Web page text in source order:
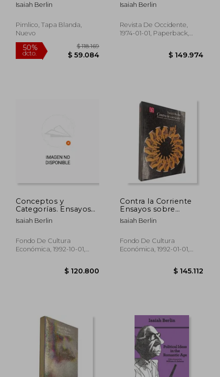
50%
dcto.
Isaiah Berlin
Pimlico, Tapa Blanda,
Nuevo
Isaiah Berlin
Revista De Occidente,
1974-01-01, Paperback,
Conceptos y
Categorías. Ensayos
Filosóficos
Isaiah Berlin
Fondo De Cultura
Económica, 1992-10-01,
Contra la Corriente
Ensayos sobre
Historia de las Ideas
Isaiah Berlin
Fondo De Cultura
Económica, 1992-01-01,